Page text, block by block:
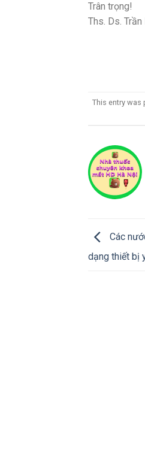
Trân trọng!
Ths. Ds.
This entry was
Các
dạng thiết bị